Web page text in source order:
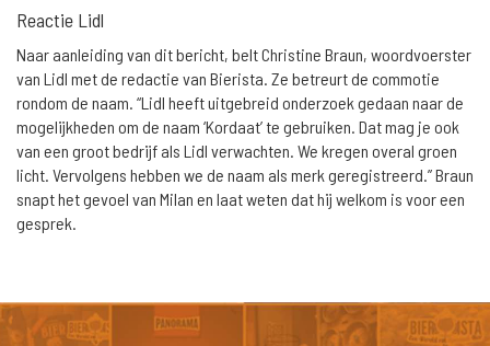
Reactie Lidl
Naar aanleiding van dit bericht, belt Christine Braun, woordvoerster
van Lidl met de redactie van Bierista. Ze betreurt de commotie
rondom de naam. “Lidl heeft uitgebreid onderzoek gedaan naar de
mogelijkheden om de naam ‘Kordaat’ te gebruiken. Dat mag je ook
van een groot bedrijf als Lidl verwachten. We kregen overal groen
licht. Vervolgens hebben we de naam als merk geregistreerd.” Braun
snapt het gevoel van Milan en laat weten dat hij welkom is voor een
gesprek.